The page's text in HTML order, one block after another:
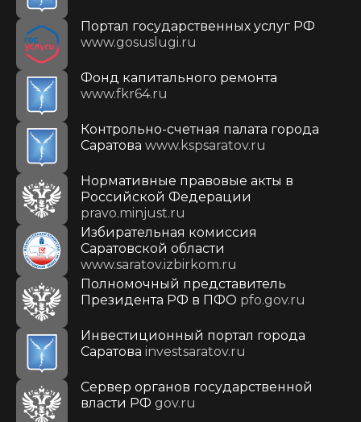
Портал государственных услуг РФ
www.gosuslugi.ru
Фонд капитального ремонта
www.fkr64.ru
Контрольно-счетная палата города
Саратова www.kspsaratov.ru
Нормативные правовые акты в
Российской Федерации
pravo.minjust.ru
Избирательная комиссия
Саратовской области
www.saratov.izbirkom.ru
Полномочный представитель
Президента РФ в ПФО pfo.gov.ru
Инвестиционный портал города
Саратова investsaratov.ru
Сервер органов государственной
власти РФ gov.ru